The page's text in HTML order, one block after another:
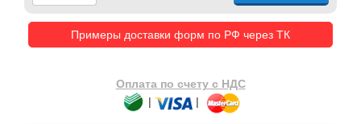
Примеры доставки форм по РФ через ТК
Оплата по счету с НДС
|
|